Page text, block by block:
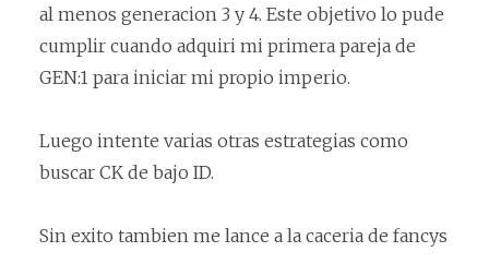
al menos generacion 3 y 4. Este objetivo lo pude
cumplir cuando adquiri mi primera pareja de
GEN:1 para iniciar mi propio imperio.
Luego intente varias otras estrategias como
buscar CK de bajo ID.
Sin exito tambien me lance a la caceria de fancys